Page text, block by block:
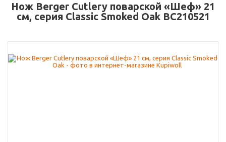
Нож Berger Cutlery поварской «Шеф» 21
см, серия Classic Smoked Oak BC210521